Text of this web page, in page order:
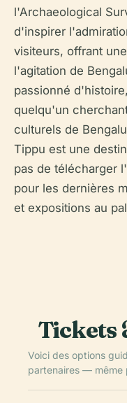
l'Archaeological
d'inspirer
visiteurs, offrant
l'agitation de
passionné
quelqu'un
culturels de
Tippu est une
pas de télécharger
pour les dernières
et expositions au
Tickets
Voici des options
partenaires — même